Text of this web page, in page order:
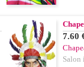
7.60